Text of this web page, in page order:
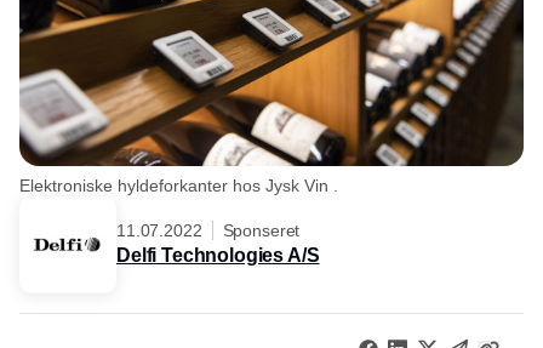
Elektroniske hyldeforkanter hos Jysk Vin .
11.07.2022 Sponseret
Delfi Technologies A/S